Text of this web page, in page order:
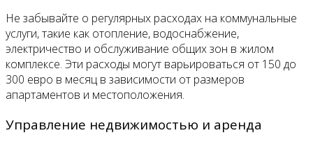
Не забывайте о регулярных расходах на коммунальные
услуги, такие как отопление, водоснабжение,
электричество и обслуживание общих зон в жилом
комплексе. Эти расходы могут варьироваться от 150 до
300 евро в месяц в зависимости от размеров
апартаментов и местоположения.
Управление недвижимостью и аренда